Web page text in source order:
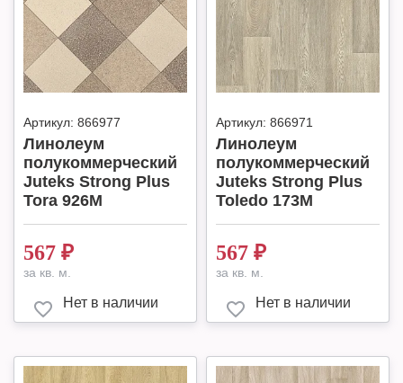
Артикул: 866977
Линолеум
полукоммерческий
Juteks Strong Plus
Tora 926M
567 ₽
за кв. м.
Нет в наличии
Артикул: 866971
Линолеум
полукоммерческий
Juteks Strong Plus
Toledo 173M
567 ₽
за кв. м.
Нет в наличии